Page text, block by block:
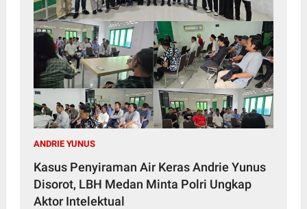
ANDRIE YUNUS
Kasus Penyiraman Air Keras Andrie Yunus
Disorot, LBH Medan Minta Polri Ungkap
Aktor Intelektual